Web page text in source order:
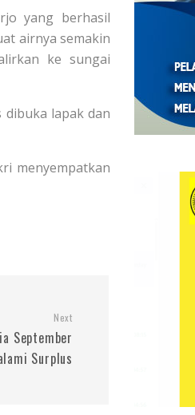
yang berhasil
airnya semakin
ke sungai
dibuka lapak dan
menyempatkan
Next
September
Surplus